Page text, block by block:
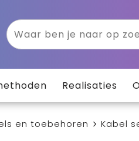
Realisaties
en toebehoren Kabel